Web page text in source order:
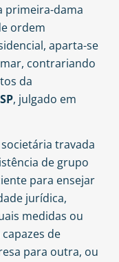
primeira-dama
ordem
aparta-se
contrariando
da
, julgado em
travada
de grupo
para ensejar
jurídica,
medidas ou
de
para outra, ou